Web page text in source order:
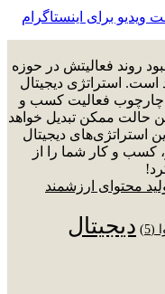
برای اینستاگرام
روند فعالیتش در حوزه
است. استراتژی دیجیتال
چارچوب فعالیت کسب و
حالت ممکن تبدیل خواهد
استراتژی‌های دیجیتال
کسب و کار شما را از
(5)
دیجیتال